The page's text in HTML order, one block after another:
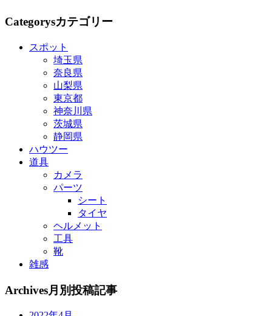
Categorysカテゴリー
スポット
埼玉県
奈良県
山梨県
東京都
神奈川県
茨城県
静岡県
ハウツー
道具
カメラ
パーツ
シート
タイヤ
ヘルメット
工具
靴
雑感
Archives月別投稿記事